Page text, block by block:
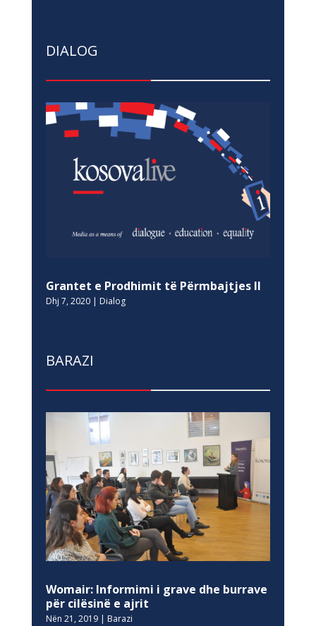
DIALOG
Grantet e Prodhimit të Përmbajtjes II
Dhj 7, 2020| Dialog
BARAZI
Womair: Informimi i grave dhe burrave
për cilësinë e ajrit
Nën 21, 2019| Barazi